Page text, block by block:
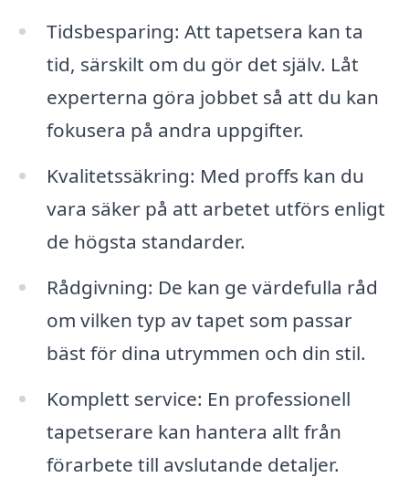
Tidsbesparing: Att tapetsera kan ta
tid, särskilt om du gör det själv. Låt
experterna göra jobbet så att du kan
fokusera på andra uppgifter.
Kvalitetssäkring: Med proffs kan du
vara säker på att arbetet utförs enligt
de högsta standarder.
Rådgivning: De kan ge värdefulla råd
om vilken typ av tapet som passar
bäst för dina utrymmen och din stil.
Komplett service: En professionell
tapetserare kan hantera allt från
förarbete till avslutande detaljer.